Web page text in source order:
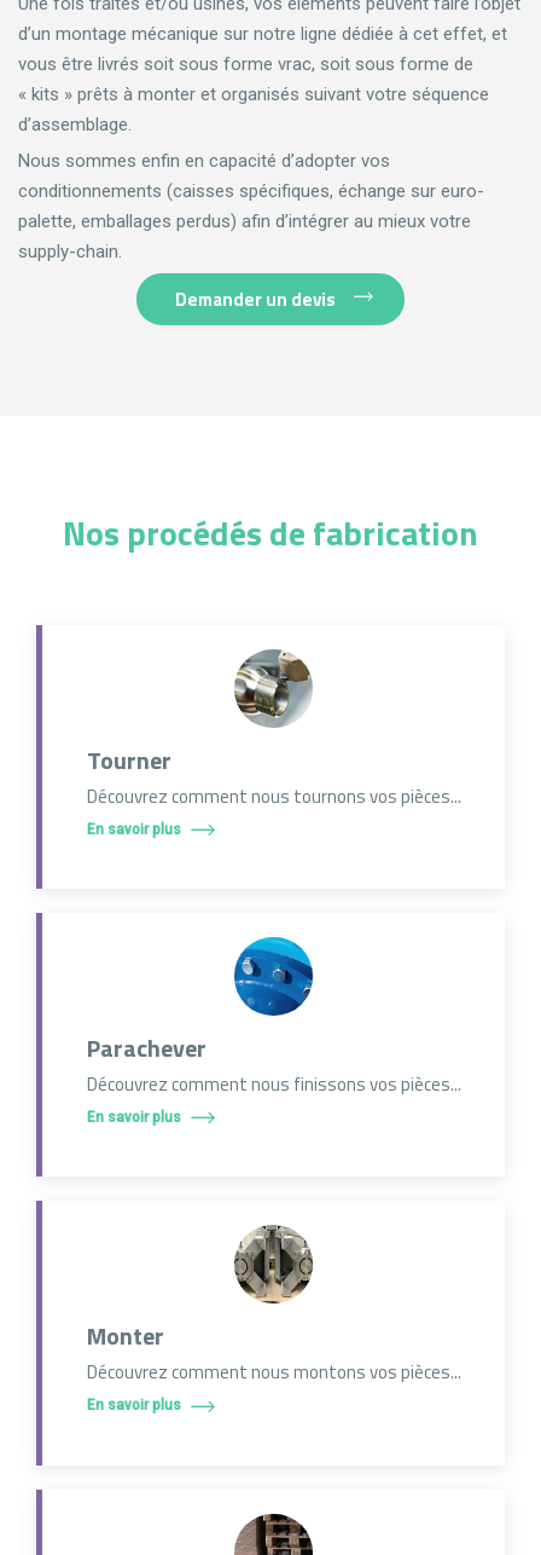
d’un montage mécanique sur notre ligne dédiée à cet effet, et
vous être livrés soit sous forme vrac, soit sous forme de
« kits » prêts à monter et organisés suivant votre séquence
d’assemblage.
Nous sommes enfin en capacité d’adopter vos
conditionnements (caisses spécifiques, échange sur euro-
palette, emballages perdus) afin d’intégrer au mieux votre
supply-chain.
Demander un devis
Nos procédés de fabrication
Tourner
Découvrez comment nous tournons vos pièces...
En savoir plus
Parachever
Découvrez comment nous finissons vos pièces...
En savoir plus
Monter
Découvrez comment nous montons vos pièces...
En savoir plus